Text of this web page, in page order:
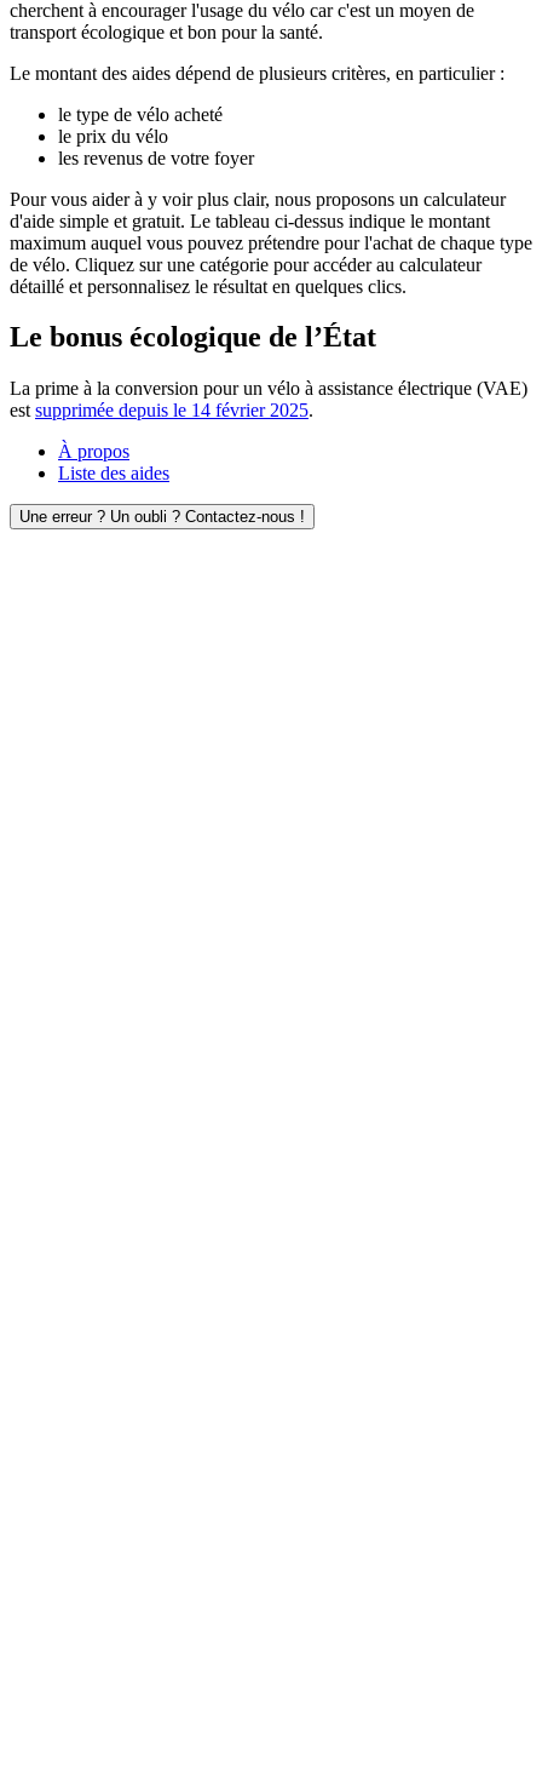
cherchent à encourager l'usage du vélo car c'est un moyen de
transport écologique et bon pour la santé.
Le montant des aides dépend de plusieurs critères, en particulier :
le type de vélo acheté
le prix du vélo
les revenus de votre foyer
Pour vous aider à y voir plus clair, nous proposons un calculateur
d'aide simple et gratuit. Le tableau ci-dessus indique le montant
maximum auquel vous pouvez prétendre pour l'achat de chaque type
de vélo. Cliquez sur une catégorie pour accéder au calculateur
détaillé et personnalisez le résultat en quelques clics.
Le bonus écologique de l’État
La prime à la conversion pour un vélo à assistance électrique (VAE)
est supprimée depuis le 14 février 2025.
À propos
Liste des aides
Une erreur ? Un oubli ? Contactez-nous !